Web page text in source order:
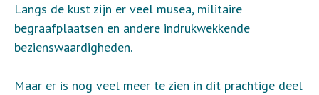
Langs de kust zijn er veel musea, militaire
begraafplaatsen en andere indrukwekkende
bezienswaardigheden.
Maar er is nog veel meer te zien in dit prachtige deel